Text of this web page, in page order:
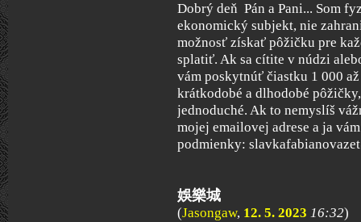
Dobrý deň Pán a Pani... Som
ekonomický subjekt, nie
možnosť získať pôžičku pre
splatiť. Ak sa cítite v núdzi
vám poskytnúť čiastku 1 000
krátkodobé a dlhodobé
jednoduché. Ak to nemyslíš
mojej emailovej adrese a ja
podmienky:
娛樂城
(Jasongaw, 12. 5. 2023 16:32)